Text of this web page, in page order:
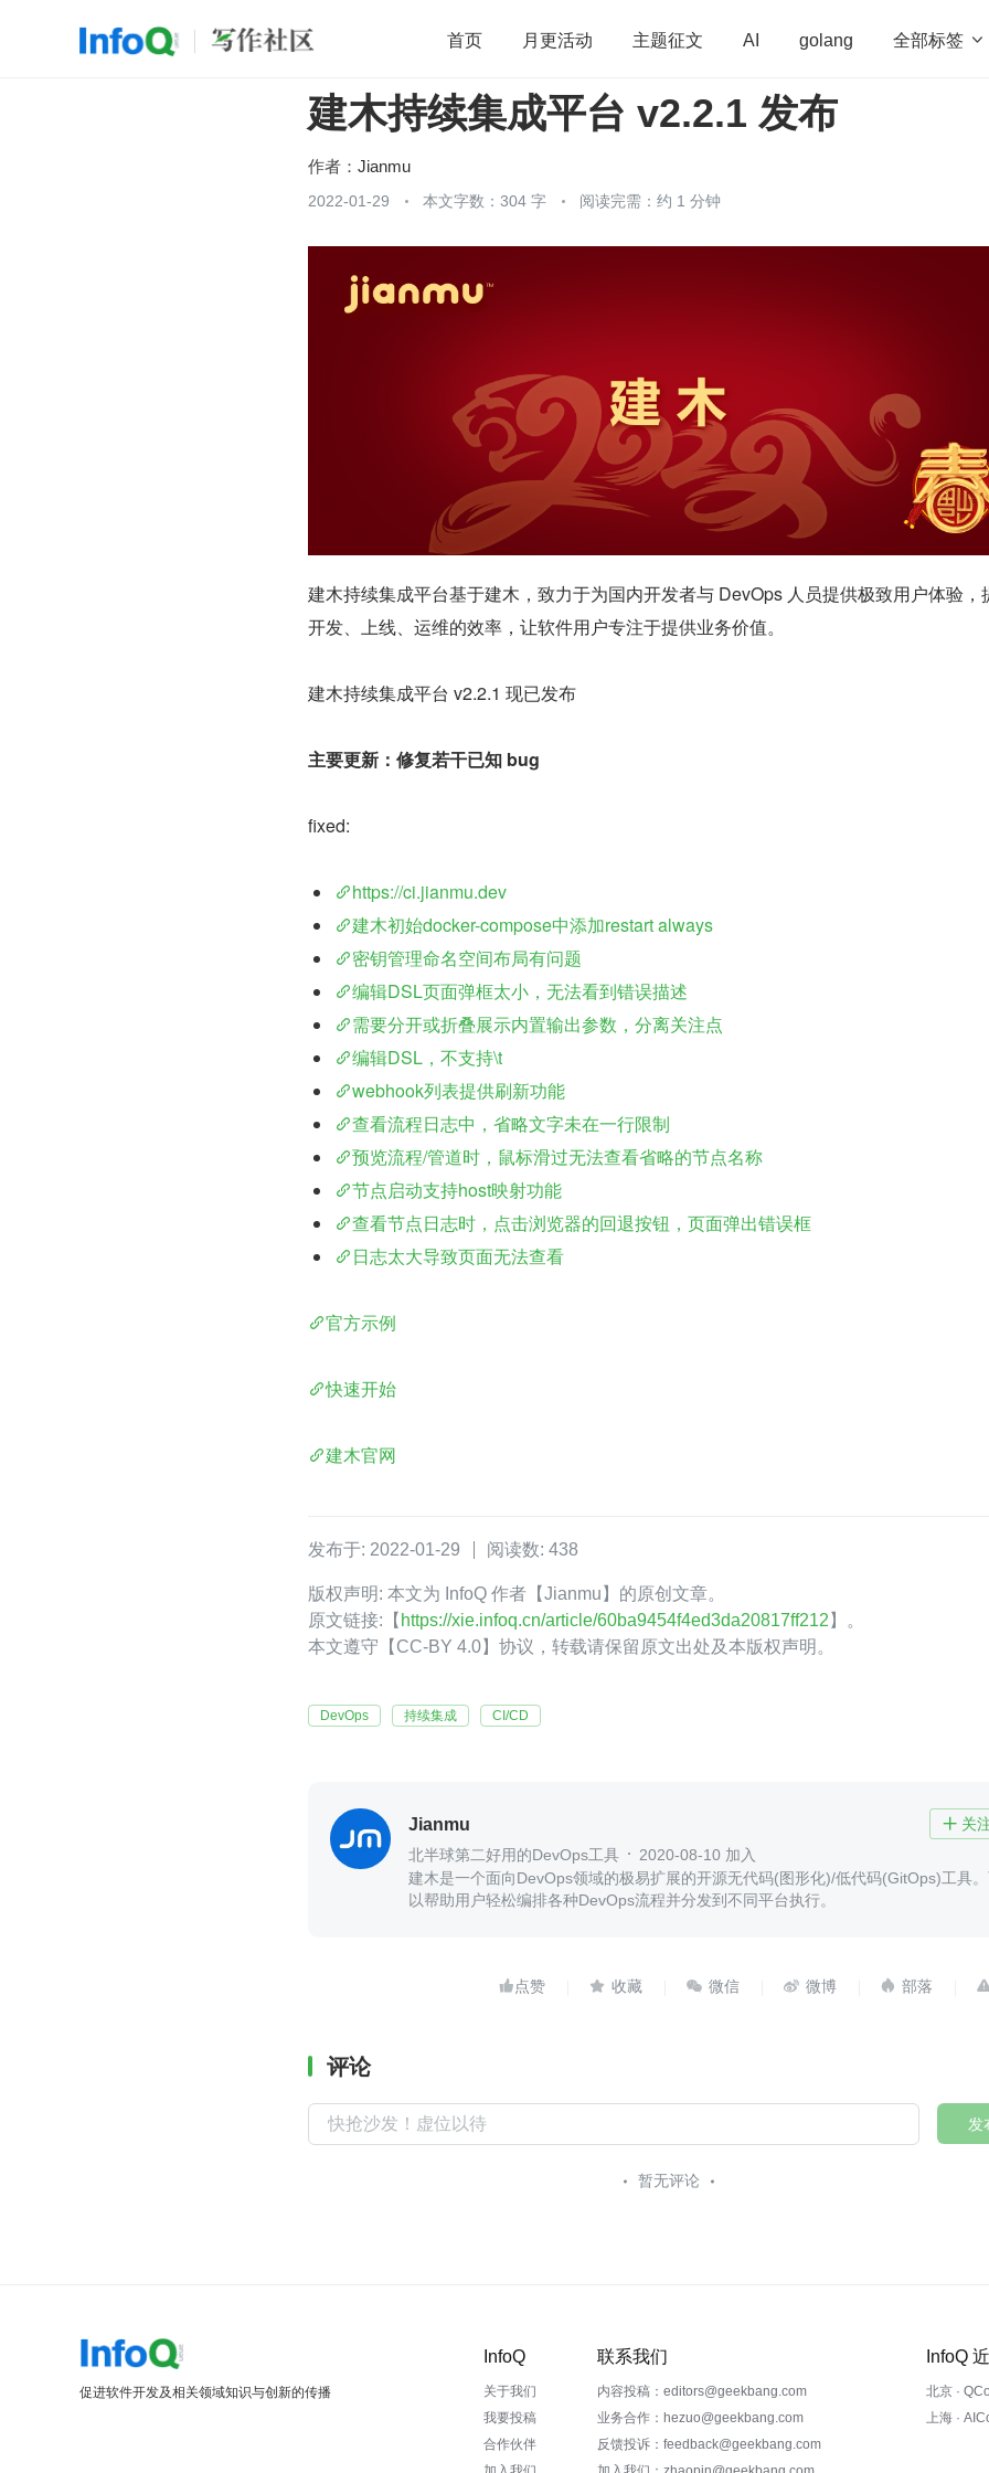
首页 月更活动 主题征文 AI golang 全部标签 
开源 架构 OpenHarmony 算法 学习方法
建木持续集成平台 v2.2.1 发布
作者： Jianmu
2022-01-29 本文字数：304 字 阅读完需：约 1 分钟
建木持续集成平台基于建木，致力于为国内开发者与 DevOps 人员提供极致用户体验，
开发、上线、运维的效率，让软件用户专注于提供业务价值。
建木持续集成平台 v2.2.1 现已发布
主要更新：修复若干已知 bug
fixed:
https://ci.jianmu.dev
建木初始docker-compose中添加restart always
密钥管理命名空间布局有问题
编辑DSL页面弹框太小，无法看到错误描述
需要分开或折叠展示内置输出参数，分离关注点
编辑DSL，不支持\t
webhook列表提供刷新功能
查看流程日志中，省略文字未在一行限制
预览流程/管道时，鼠标滑过无法查看省略的节点名称
节点启动支持host映射功能
查看节点日志时，点击浏览器的回退按钮，页面弹出错误框
日志太大导致页面无法查看
官方示例
快速开始
建木官网
发布于: 2022-01-29 阅读数: 438
版权声明: 本文为 InfoQ 作者【Jianmu】的原创文章。
原文链接:【 https://xie.infoq.cn/article/60ba9454f4ed3da20817ff212 】。
本文遵守【CC-BY 4.0】协议，转载请保留原文出处及本版权声明。
DevOps 持续集成 CI/CD
Jianmu  关
北半球第二好用的DevOps工具
2020-08-10 加入
建木是一个面向DevOps领域的极易扩展的开源无代码(图形化)/低代码(GitOps)工具
以帮助用户轻松编排各种DevOps流程并分发到不同平台执行。
    
评论
发
暂无评论
促进软件开发及相关领域知识与创新的传播
InfoQ
关于我们
我要投稿
合作伙伴
联系我们
内容投稿：editors@geekbang.com
业务合作：hezuo@geekbang.com
反馈投诉：feedback@geekbang.com
InfoQ
北京 ·
上海 ·